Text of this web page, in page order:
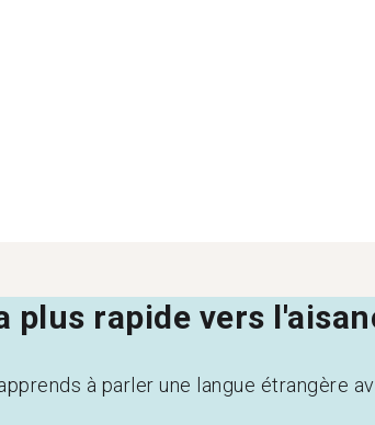
plus rapide vers
à parler une langue étrangère